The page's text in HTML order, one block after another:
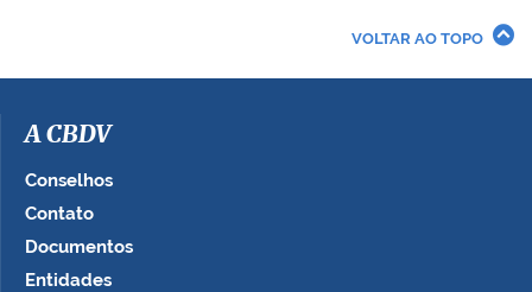
VOLTAR AO TOPO
A CBDV
Conselhos
Contato
Documentos
Entidades